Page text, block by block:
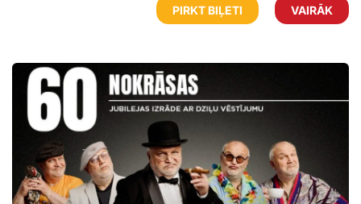
PIRKT BIĻETI VAIRĀK